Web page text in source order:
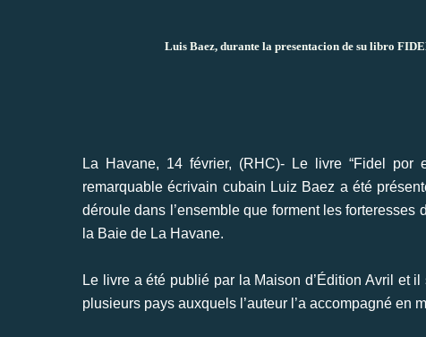
Luis Baez, durante la presentacion de su libro
La Havane, 14 février, (RHC)- Le livre “Fidel por
remarquable écrivain cubain Luiz Baez a été
déroule dans l’ensemble que forment les
la Baie de La Havane.
Le livre a été publié par la Maison d’Édition Avril et
plusieurs pays auxquels l’auteur l’a accompagné en